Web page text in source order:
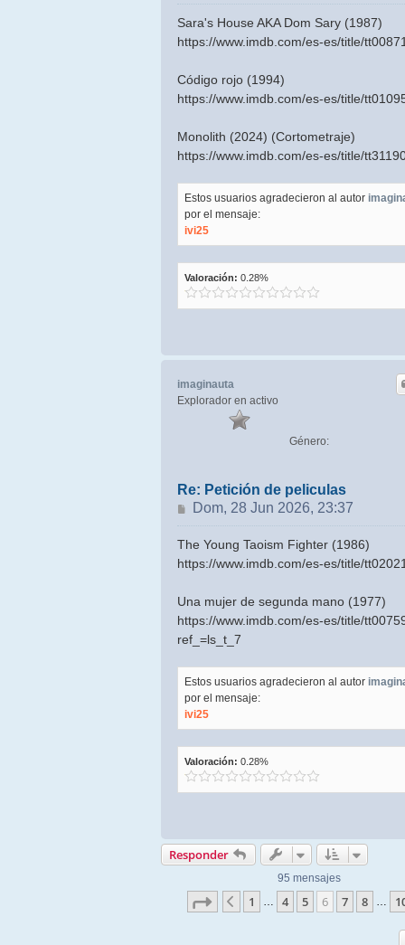
Sara's House AKA Dom Sary (1987)
https://www.imdb.com/es-es/title/
Código rojo (1994)
https://www.imdb.com/es-es/title/
Monolith (2024) (Cortometraje)
https://www.imdb.com/es-es/title/
Estos usuarios agradecieron al autor
por el mensaje:
ivi25
Valoración: 0.28%
imaginauta
Explorador en activo
Género:
Re: Petición de peliculas
Mensaje
Dom, 28 Jun 2026, 23:37
The Young Taoism Fighter (1986)
https://www.imdb.com/es-es/title/
Una mujer de segunda mano (1977)
https://www.imdb.com/es-es/title/
ref_=ls_t_7
Estos usuarios agradecieron al autor
por el mensaje:
ivi25
Valoración: 0.28%
Responder
95 mensajes
Página de 10
Anterior
1 … 4 5 6 7 8 …